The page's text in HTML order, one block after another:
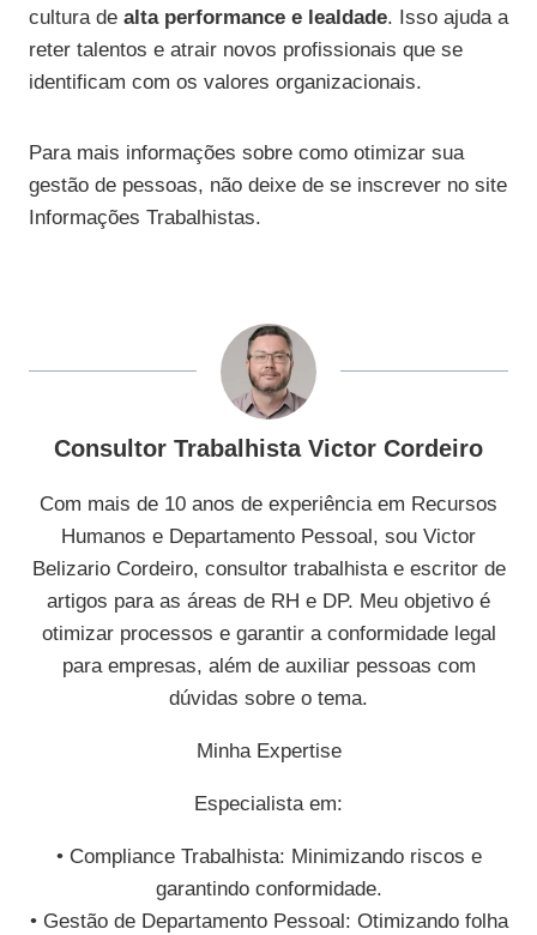
cultura de alta performance e lealdade. Isso ajuda a
reter talentos e atrair novos profissionais que se
identificam com os valores organizacionais.
Para mais informações sobre como otimizar sua
gestão de pessoas, não deixe de se inscrever no site
Informações Trabalhistas.
Consultor Trabalhista Victor Cordeiro
Com mais de 10 anos de experiência em Recursos
Humanos e Departamento Pessoal, sou Victor
Belizario Cordeiro, consultor trabalhista e escritor de
artigos para as áreas de RH e DP. Meu objetivo é
otimizar processos e garantir a conformidade legal
para empresas, além de auxiliar pessoas com
dúvidas sobre o tema.
Minha Expertise
Especialista em:
• Compliance Trabalhista: Minimizando riscos e
garantindo conformidade.
• Gestão de Departamento Pessoal: Otimizando folha